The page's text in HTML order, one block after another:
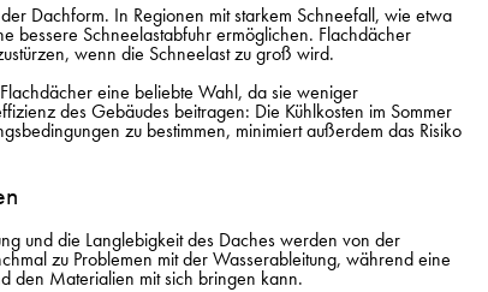
Dachform. In Regionen mit starkem Schneefall, wie etwa
bessere Schneelastabfuhr ermöglichen. Flachdächer
wenn die Schneelast zu groß wird.
eine beliebte Wahl, da sie weniger
des Gebäudes beitragen: Die Kühlkosten im Sommer
zu bestimmen, minimiert außerdem das Risiko
und die Langlebigkeit des Daches werden von der
zu Problemen mit der Wasserableitung, während eine
den Materialien mit sich bringen kann.